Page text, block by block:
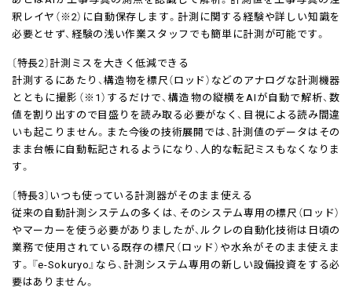
釈レイヤ（※2）に自動保存します。計測に関する経験や詳しい知識を
必要とせず、経験の浅い作業スタッフでも簡単に計測が可能です。
〔特長2〕計測ミスを大きく低減できる
計測するにあたり、構造物を標尺（ロッド）などのアナログな計測機器
とともに撮影（※1）するだけで、構造物の縦横をAIが自動で解析、数
値を割り出すので目盛りを読み取る必要がなく、目視による読み間違
いも起こりません。また今後の技術展開では、計測値のデータはその
まま台帳に自動転記されるようになり、人的な転記ミスもなくなりま
す。
〔特長3〕いつも使っている計測器がそのまま使える
従来の自動計測システムの多くは、そのシステム専用の標尺（ロッド）
やマーカーを使う必要がありましたが、ルクレの自動化技術は日頃の
業務で使用されている既存の標尺（ロッド）や水糸がそのまま使えま
す。『e-Sokuryo』なら、計測システム専用の新しい設備投資をする必
要はありません。